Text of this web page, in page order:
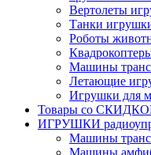
Вертолеты
Танки
Роботы
Машины
Летающие
Игрушки для
Товары со
ИГРУШКИ
Машины
Машины